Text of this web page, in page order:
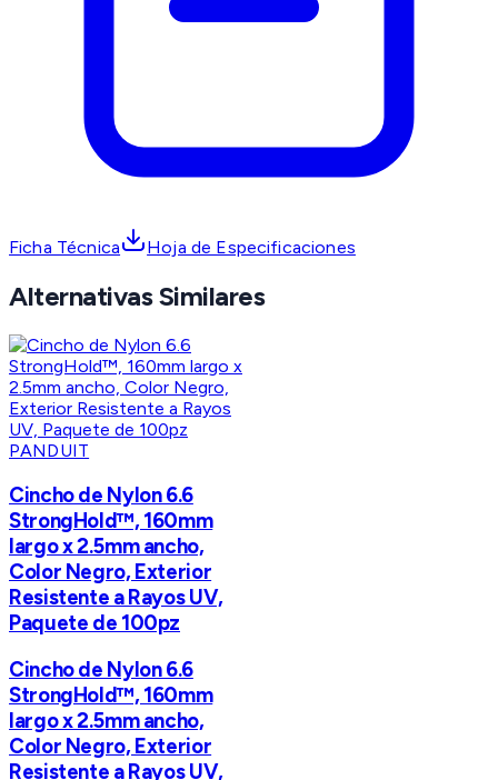
Ficha Técnica Hoja de Especificaciones
Alternativas Similares
PANDUIT
Cincho de Nylon 6.6
StrongHold™, 160mm
largo x 2.5mm ancho,
Color Negro, Exterior
Resistente a Rayos UV,
Paquete de 100pz
Cincho de Nylon 6.6
StrongHold™, 160mm
largo x 2.5mm ancho,
Color Negro, Exterior
Resistente a Rayos UV,